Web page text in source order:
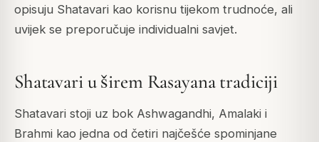
opisuju Shatavari kao korisnu tijekom trudnoće, ali
uvijek se preporučuje individualni savjet.
Shatavari u širem Rasayana tradiciji
Shatavari stoji uz bok Ashwagandhi, Amalaki i
Brahmi kao jedna od četiri najčešće spominjane